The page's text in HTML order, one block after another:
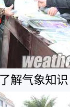
解气象知